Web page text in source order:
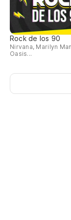
Rock de los 90
Nirvana, Marilyn
Oasis...